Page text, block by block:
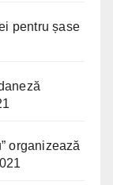
pentru șase
organizează